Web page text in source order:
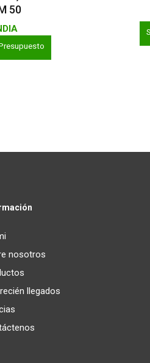
50
nosotros
llegados